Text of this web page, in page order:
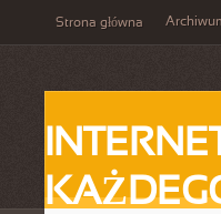
Strona główna